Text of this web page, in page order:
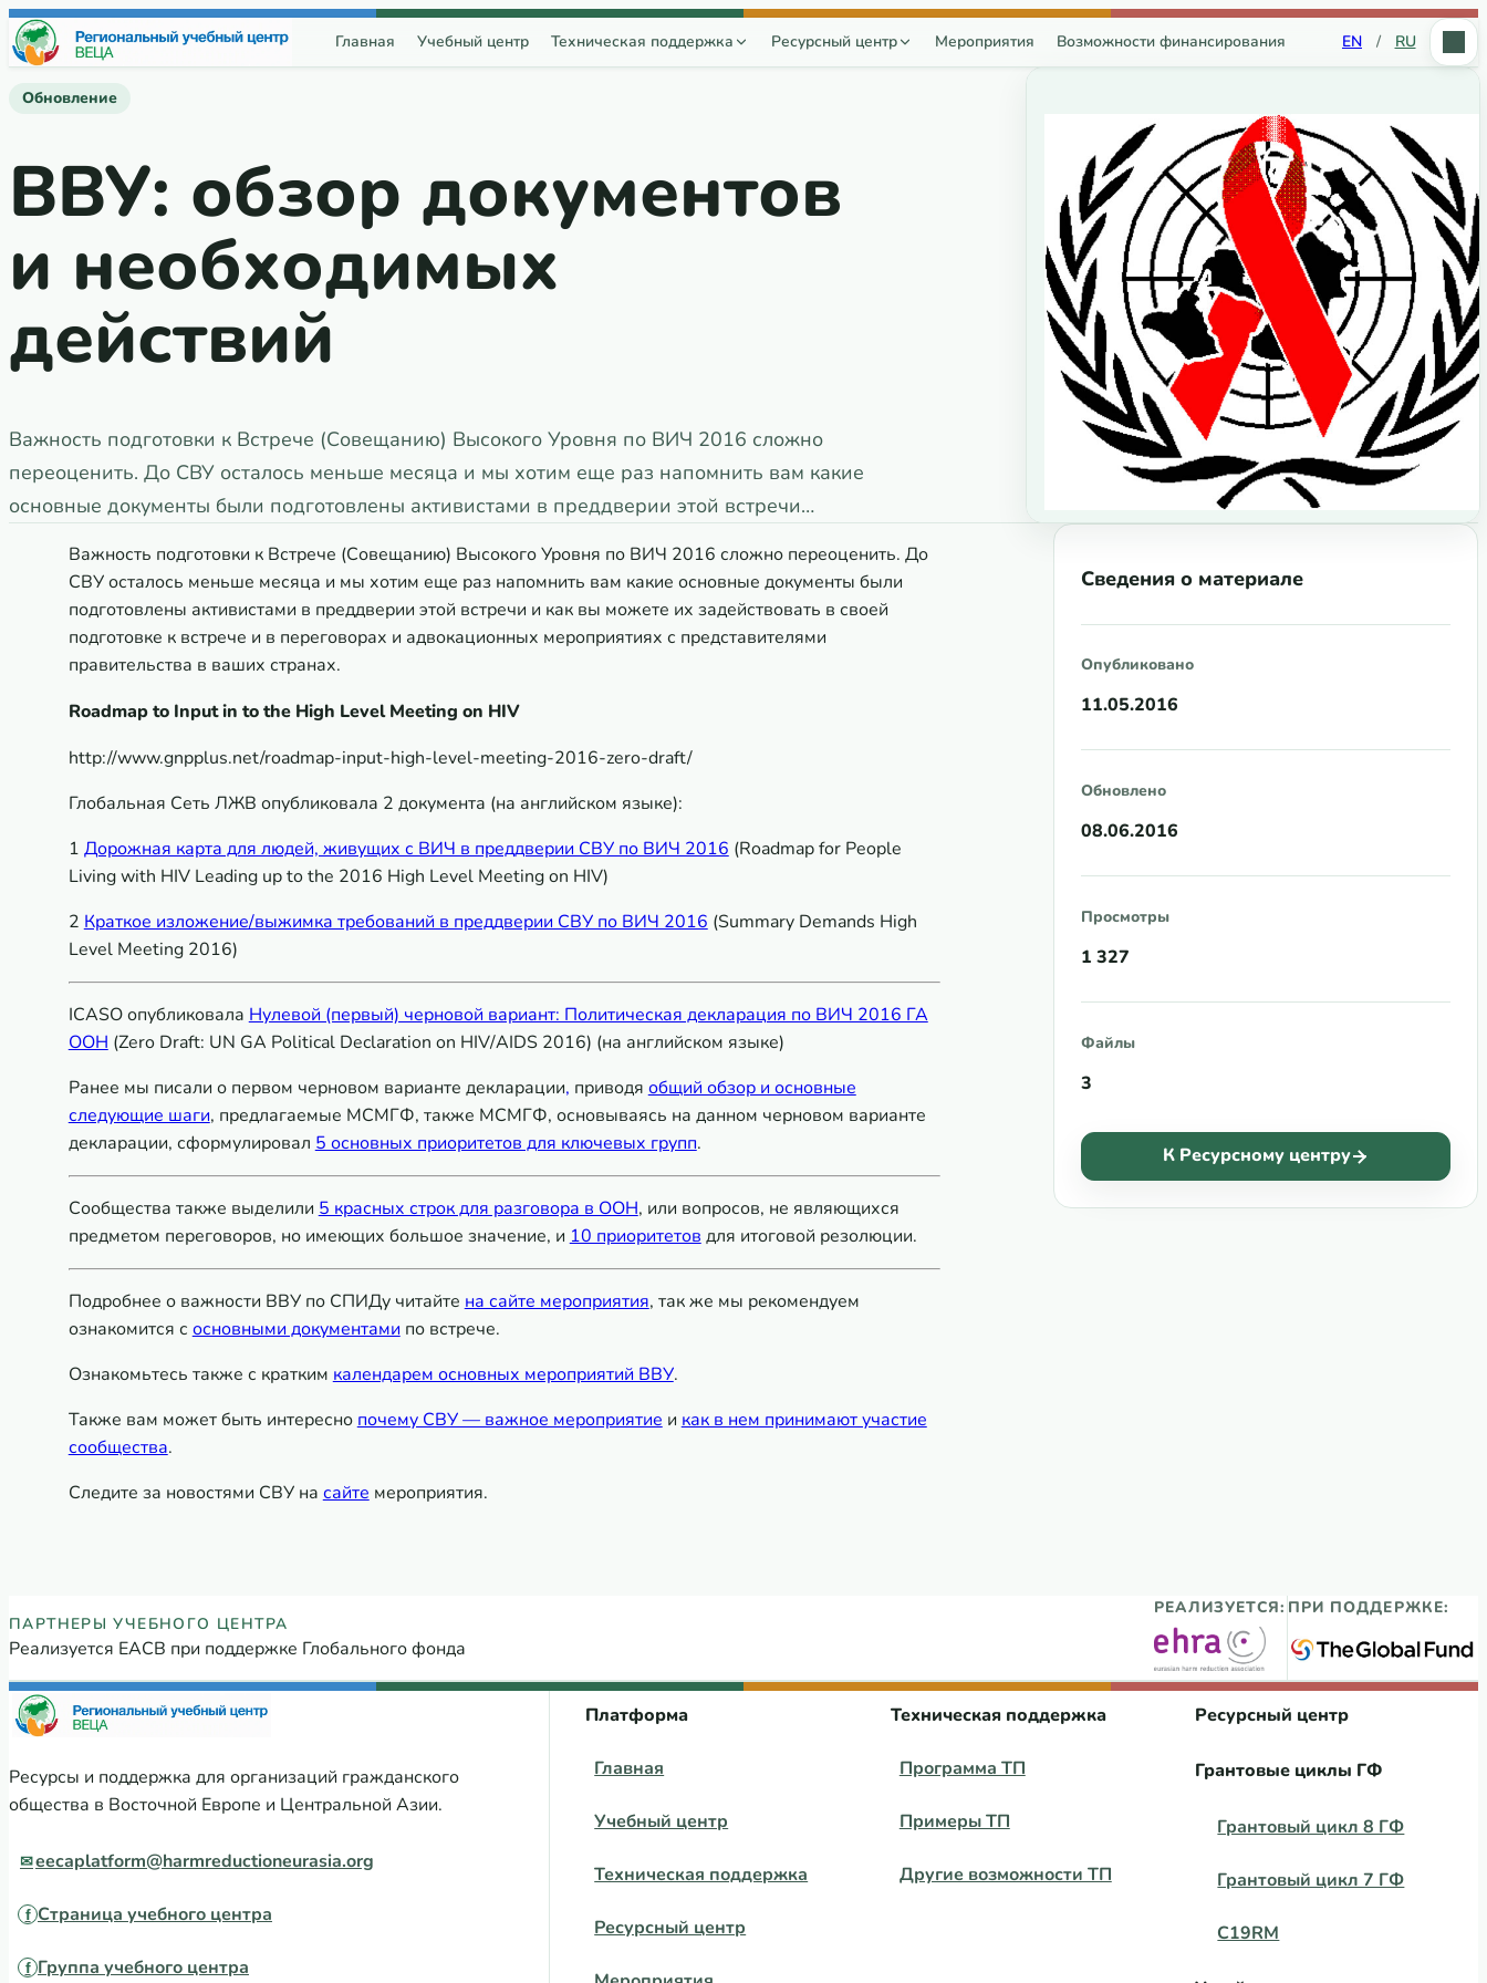
Перейти к содержимому
Главная Учебный центр Техническая поддержка Ресурсный центр Мероприятия Возможности финансирования EN / RU
Обновление
ВВУ: обзор документов
и необходимых
действий
Важность подготовки к Встрече (Совещанию) Высокого Уровня по ВИЧ 2016 сложно
переоценить. До СВУ осталось меньше месяца и мы хотим еще раз напомнить вам какие
основные документы были подготовлены активистами в преддверии этой встречи…
Важность подготовки к Встрече (Совещанию) Высокого Уровня по ВИЧ 2016 сложно переоценить. До
СВУ осталось меньше месяца и мы хотим еще раз напомнить вам какие основные документы были
подготовлены активистами в преддверии этой встречи и как вы можете их задействовать в своей
подготовке к встрече и в переговорах и адвокационных мероприятиях с представителями
правительства в ваших странах.
Roadmap to Input in to the High Level Meeting on HIV
http://www.gnpplus.net/roadmap-input-high-level-meeting-2016-zero-draft/
Глобальная Сеть ЛЖВ опубликовала 2 документа (на английском языке):
1 Дорожная карта для людей, живущих с ВИЧ в преддверии СВУ по ВИЧ 2016 (Roadmap for People
Living with HIV Leading up to the 2016 High Level Meeting on HIV)
2 Краткое изложение/выжимка требований в преддверии СВУ по ВИЧ 2016 (Summary Demands High
Level Meeting 2016)
ICASO опубликовала Нулевой (первый) черновой вариант: Политическая декларация по ВИЧ 2016 ГА
ООН (Zero Draft: UN GA Political Declaration on HIV/AIDS 2016) (на английском языке)
Ранее мы писали о первом черновом варианте декларации, приводя общий обзор и основные
следующие шаги, предлагаемые МСМГФ, также МСМГФ, основываясь на данном черновом варианте
декларации, сформулировал 5 основных приоритетов для ключевых групп.
Сообщества также выделили 5 красных строк для разговора в ООН, или вопросов, не являющихся
предметом переговоров, но имеющих большое значение, и 10 приоритетов для итоговой резолюции.
Подробнее о важности ВВУ по СПИДу читайте на сайте мероприятия, так же мы рекомендуем
ознакомится с основными документами по встрече.
Ознакомьтесь также с кратким календарем основных мероприятий ВВУ.
Также вам может быть интересно почему СВУ — важное мероприятие и как в нем принимают участие
сообщества.
Следите за новостями СВУ на сайте мероприятия.
Сведения о материале
Опубликовано
11.05.2016
Обновлено
08.06.2016
Просмотры
1 327
Файлы
3
К Ресурсному центру
Партнеры Регионального учебного центра ВЕЦА
ПАРТНЕРЫ УЧЕБНОГО ЦЕНТРА
Реализуется ЕАСВ при поддержке Глобального фонда
РЕАЛИЗУЕТСЯ: ПРИ ПОДДЕРЖКЕ:
Ресурсы и поддержка для организаций гражданского
общества в Восточной Европе и Центральной Азии.
eecaplatform@harmreductioneurasia.org
Страница учебного центра
Группа учебного центра
Платформа
Главная
Учебный центр
Техническая поддержка
Ресурсный центр
Техническая поддержка
Программа ТП
Примеры ТП
Другие возможности ТП
Ресурсный центр
Грантовые циклы ГФ
Грантовый цикл 8 ГФ
Грантовый цикл 7 ГФ
C19RM